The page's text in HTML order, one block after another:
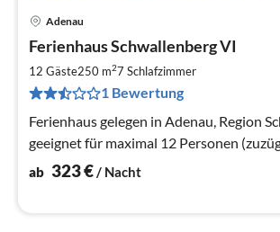
Adenau
Ferienhaus Schwallenberg VI
12 Gäste250 m27 Schlafzimmer
1 Bewertung
Ferienhaus gelegen in Adenau, Region
geeignet für maximal 12 Personen
ab 323€/ Nacht